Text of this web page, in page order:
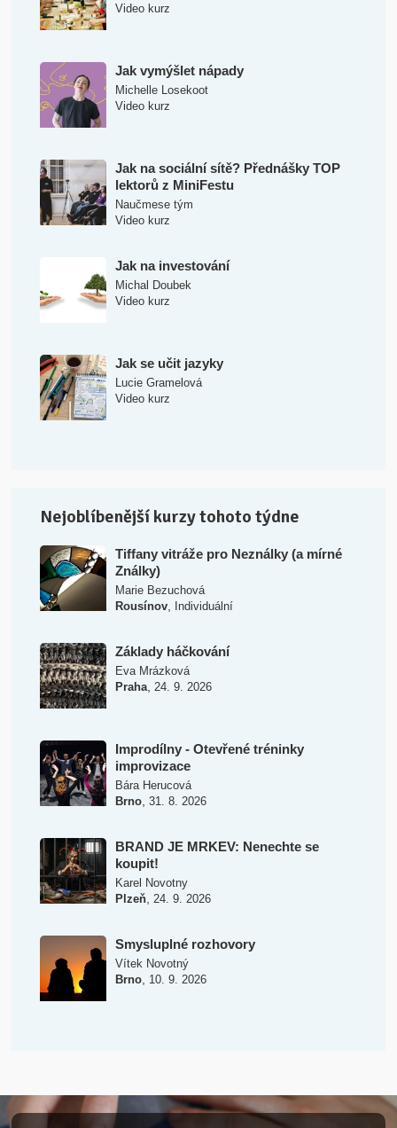
Video kurz
Jak vymýšlet nápady
Michelle Losekoot
Video kurz
Jak na sociální sítě? Přednášky TOP
lektorů z MiniFestu
Naučmese tým
Video kurz
Jak na investování
Michal Doubek
Video kurz
Jak se učit jazyky
Lucie Gramelová
Video kurz
Nejoblíbenější kurzy tohoto týdne
Tiffany vitráže pro Neználky (a mírné
Ználky)
Marie Bezuchová
Rousínov, Individuální
Základy háčkování
Eva Mrázková
Praha, 24. 9. 2026
Improdílny - Otevřené tréninky
improvizace
Bára Herucová
Brno, 31. 8. 2026
BRAND JE MRKEV: Nenechte se
koupit!
Karel Novotny
Plzeň, 24. 9. 2026
Smysluplné rozhovory
Vítek Novotný
Brno, 10. 9. 2026